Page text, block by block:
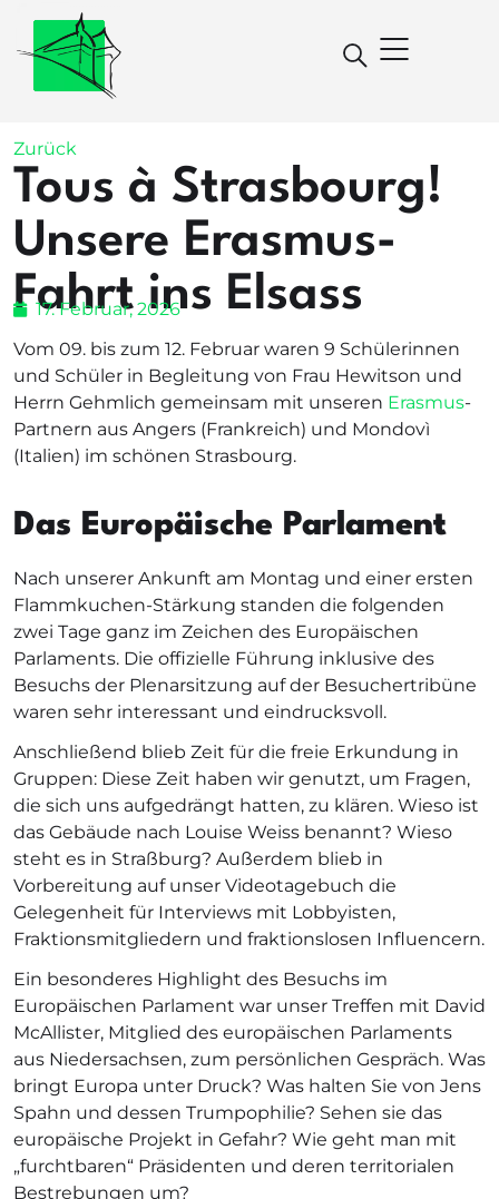
Zurück
Tous à Strasbourg!
Unsere Erasmus-
Fahrt ins Elsass
17. Februar, 2026
Vom 09. bis zum 12. Februar waren 9 Schülerinnen
und Schüler in Begleitung von Frau Hewitson und
Herrn Gehmlich gemeinsam mit unseren Erasmus-
Partnern aus Angers (Frankreich) und Mondovì
(Italien) im schönen Strasbourg.
Das Europäische Parlament
Nach unserer Ankunft am Montag und einer ersten
Flammkuchen-Stärkung standen die folgenden
zwei Tage ganz im Zeichen des Europäischen
Parlaments. Die offizielle Führung inklusive des
Besuchs der Plenarsitzung auf der Besuchertribüne
waren sehr interessant und eindrucksvoll.
Anschließend blieb Zeit für die freie Erkundung in
Gruppen: Diese Zeit haben wir genutzt, um Fragen,
die sich uns aufgedrängt hatten, zu klären. Wieso ist
das Gebäude nach Louise Weiss benannt? Wieso
steht es in Straßburg? Außerdem blieb in
Vorbereitung auf unser Videotagebuch die
Gelegenheit für Interviews mit Lobbyisten,
Fraktionsmitgliedern und fraktionslosen Influencern.
Ein besonderes Highlight des Besuchs im
Europäischen Parlament war unser Treffen mit David
McAllister, Mitglied des europäischen Parlaments
aus Niedersachsen, zum persönlichen Gespräch. Was
bringt Europa unter Druck? Was halten Sie von Jens
Spahn und dessen Trumpophilie? Sehen sie das
europäische Projekt in Gefahr? Wie geht man mit
„furchtbaren“ Präsidenten und deren territorialen
Bestrebungen um?